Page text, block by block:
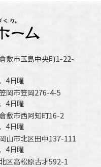
敷市玉島中央町1-22-
4日曜
岡市笠岡276-4-5
4日曜
敷市西阿知町16-2
4日曜
山市北区田中137-111
4日曜
区高松原古才592-1